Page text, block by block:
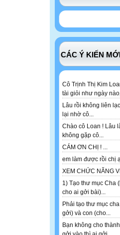
CÁC Ý KIẾN
Cô Trịnh Thị Kim
tài giỏi như ngày
Lâu rồi không liên
lại nhờ cô...
Chào cô Loan ! Lâu
không gặp cô...
CÁM ƠN CHỊ ! ...
em làm được rồi chị
XEM CHỨC NĂNG
1) Tạo thư mục Cha
cho ai gởi bài)...
Phải tạo thư mục
gởi) và con (cho...
Bạn không cho